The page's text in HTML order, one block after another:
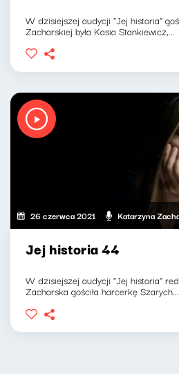
W dzisiejszej audycji "Jej historia"
Zacharskiej była Kasia Stankiewicz,...
26 czerwca 2021 Katarzyna
Jej historia 44
W dzisiejszej audycji "Jej historia"
Zacharska gościła harcerkę Szarych...